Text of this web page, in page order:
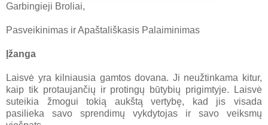
Garbingieji Broliai,
Pasveikinimas ir Apaštališkasis Palaiminimas
Įžanga
Laisvė yra kilniausia gamtos dovana. Ji neužtinkama kitur,
kaip tik protaujančių ir protingų būtybių prigimtyje. Laisvė
suteikia žmogui tokią aukštą vertybę, kad jis visada
pasilieka savo sprendimų vykdytojas ir savo veiksmų